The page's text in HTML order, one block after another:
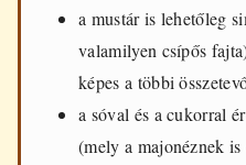
a mustár is lehetőleg
valamilyen csípős
képes a többi
a sóval és a cukorral
(mely a majonéznek